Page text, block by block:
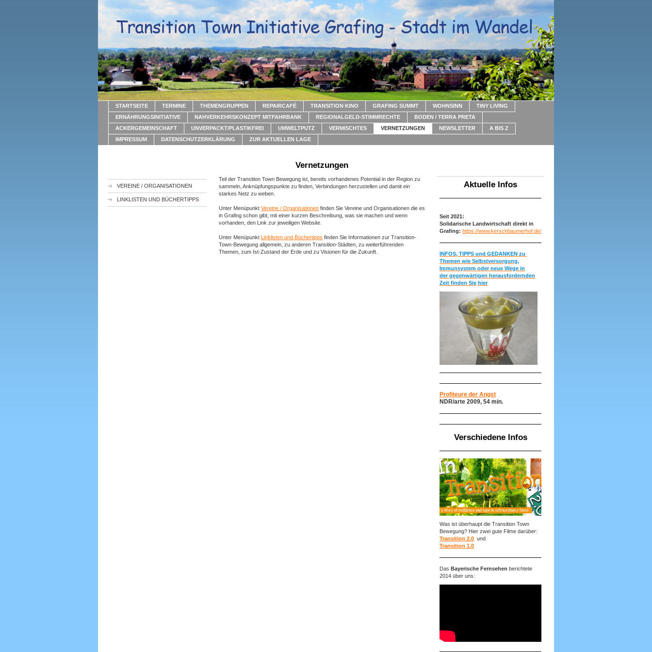
STARTSEITE TERMINE THEMENGRUPPEN REPAIRCAFÉ TRANSITION KINO GRAFING SUMMT WOHNSINN
TINY LIVING
ERNÄHRUNGSINITIATIVE
NAHVERKEHRSKONZEPT MITFAHRBANK REGIONALGELD-STIMMRECHTE
BODEN / TERRA PRETA
ACKERGEMEINSCHAFT
UNVERPACKT/PLASTIKFREI UMWELTPUTZ VERMISCHTES VERNETZUNGEN NEWSLETTER
A BIS Z
IMPRESSUM
DATENSCHUTZERKLÄRUNG ZUR AKTUELLEN LAGE
VEREINE / ORGANISATIONEN
LINKLISTEN UND BÜCHERTIPPS
Vernetzungen
Teil der Transition Town Bewegung ist, bereits vorhandenes Potential in der Region zu
sammeln, Anknüpfungspunkte zu finden, Verbindungen herzustellen und damit ein
starkes Netz zu weben.
Unter Menüpunkt Vereine / Organisationen finden Sie Vereine und Organisationen die es
in Grafing schon gibt, mit einer kurzen Beschreibung, was sie machen und wenn
vorhanden, den Link zur jeweiligen Website.
Unter Menüpunkt Linklisten und Büchertipps finden Sie Informationen zur Transition-
Town-Bewegung allgemein, zu anderen Transition-Städten, zu weiterführenden
Themen, zum Ist-Zustand der Erde und zu Visionen für die Zukunft.
Aktuelle Infos
Seit 2021:
Solidarische Landwirtschaft direkt in
Grafing: https://www.kerschbaumerhof.de/
INFOS, TIPPS und GEDANKEN zu
Themen wie Selbstversorgung,
Immunsystem oder neue Wege in
der gegenwärtigen herausfordernden
Zeit finden Sie hier
Profiteure der Angst
NDR/arte 2009, 54 min.
Verschiedene Infos
Was ist überhaupt die Transition Town
Bewegung? Hier zwei gute Filme darüber:
Transition 2.0 und
Transition 1.0
Das Bayerische Fernsehen berichtete
2014 über uns: